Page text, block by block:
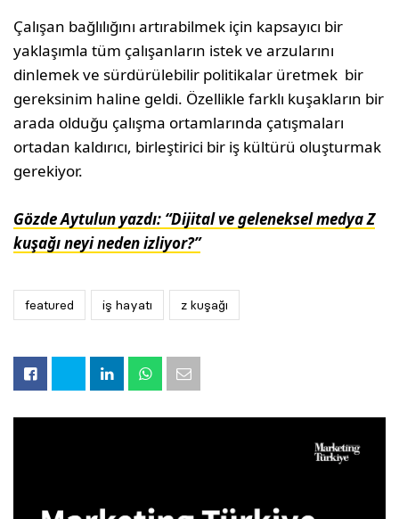
Çalışan bağlılığını artırabilmek için kapsayıcı bir
yaklaşımla tüm çalışanların istek ve arzularını
dinlemek ve sürdürülebilir politikalar üretmek bir
gereksinim haline geldi. Özellikle farklı kuşakların bir
arada olduğu çalışma ortamlarında çatışmaları
ortadan kaldırıcı, birleştirici bir iş kültürü oluşturmak
gerekiyor.
Gözde Aytulun yazdı: “Dijital ve geleneksel medya Z
kuşağı neyi neden izliyor?”
featured iş hayatı z kuşağı